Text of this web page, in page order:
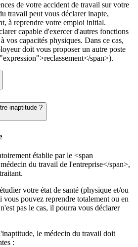
de votre accident de travail sur votre
travail peut vous déclarer inapte,
à reprendre votre emploi initial.
capable d'exercer d'autres fonctions
vos capacités physiques. Dans ce cas,
doit vous proposer un autre poste
span>).
inaptitude ?
établie par le <span
du travail de l'entreprise</span>,
votre état de santé (physique et/ou
vous pouvez reprendre totalement ou en
pas le cas, il pourra vous déclarer
le médecin du travail doit
: